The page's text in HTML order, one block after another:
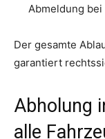
Abmeldung
Der gesamte
garantiert
Abholung
alle